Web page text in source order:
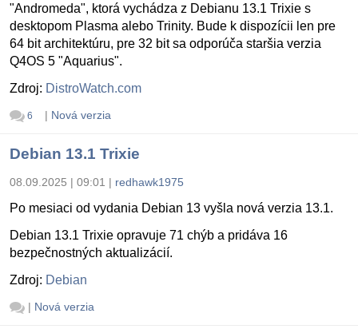
"Andromeda", ktorá vychádza z Debianu 13.1 Trixie s
desktopom Plasma alebo Trinity. Bude k dispozícii len pre
64 bit architektúru, pre 32 bit sa odporúča staršia verzia
Q4OS 5 "Aquarius".
Zdroj: DistroWatch.com
6 | Nová verzia
Debian 13.1 Trixie
08.09.2025 | 09:01 | redhawk1975
Po mesiaci od vydania Debian 13 vyšla nová verzia 13.1.
Debian 13.1 Trixie opravuje 71 chýb a pridáva 16
bezpečnostných aktualizácií.
Zdroj: Debian
| Nová verzia